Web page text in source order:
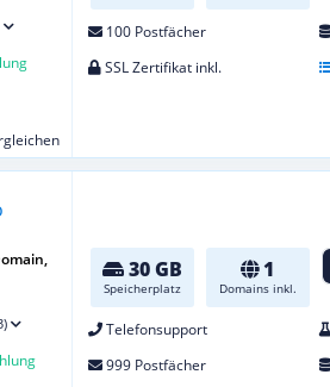
100 Postfächer
SSL Zertifikat inkl.
30 GB
Speicherplatz
1
Domains inkl.
Telefonsupport
999 Postfächer